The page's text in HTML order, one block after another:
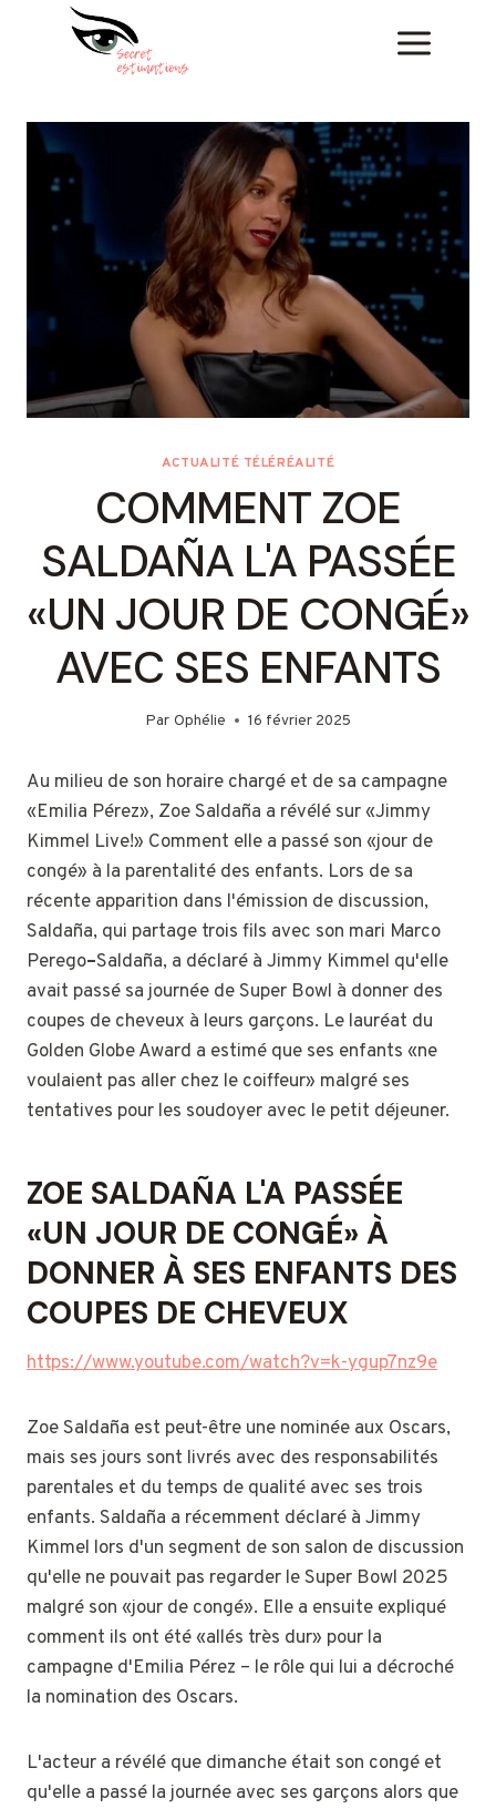
ACTUALITÉ TÉLÉRÉALITÉ
COMMENT ZOE
SALDAÑA L'A PASSÉE
«UN JOUR DE CONGÉ»
AVEC SES ENFANTS
Par Ophélie 16 février 2025
Au milieu de son horaire chargé et de sa campagne
«Emilia Pérez», Zoe Saldaña a révélé sur «Jimmy
Kimmel Live!» Comment elle a passé son «jour de
congé» à la parentalité des enfants. Lors de sa
récente apparition dans l'émission de discussion,
Saldaña, qui partage trois fils avec son mari Marco
Perego–Saldaña, a déclaré à Jimmy Kimmel qu'elle
avait passé sa journée de Super Bowl à donner des
coupes de cheveux à leurs garçons. Le lauréat du
Golden Globe Award a estimé que ses enfants «ne
voulaient pas aller chez le coiffeur» malgré ses
tentatives pour les soudoyer avec le petit déjeuner.
ZOE SALDAÑA L'A PASSÉE
«UN JOUR DE CONGÉ» À
DONNER À SES ENFANTS DES
COUPES DE CHEVEUX
https://www.youtube.com/watch?v=k-ygup7nz9e
Zoe Saldaña est peut-être une nominée aux Oscars,
mais ses jours sont livrés avec des responsabilités
parentales et du temps de qualité avec ses trois
enfants. Saldaña a récemment déclaré à Jimmy
Kimmel lors d'un segment de son salon de discussion
qu'elle ne pouvait pas regarder le Super Bowl 2025
malgré son «jour de congé». Elle a ensuite expliqué
comment ils ont été «allés très dur» pour la
campagne d'Emilia Pérez – le rôle qui lui a décroché
la nomination des Oscars.
L'acteur a révélé que dimanche était son congé et
qu'elle a passé la journée avec ses garçons alors que